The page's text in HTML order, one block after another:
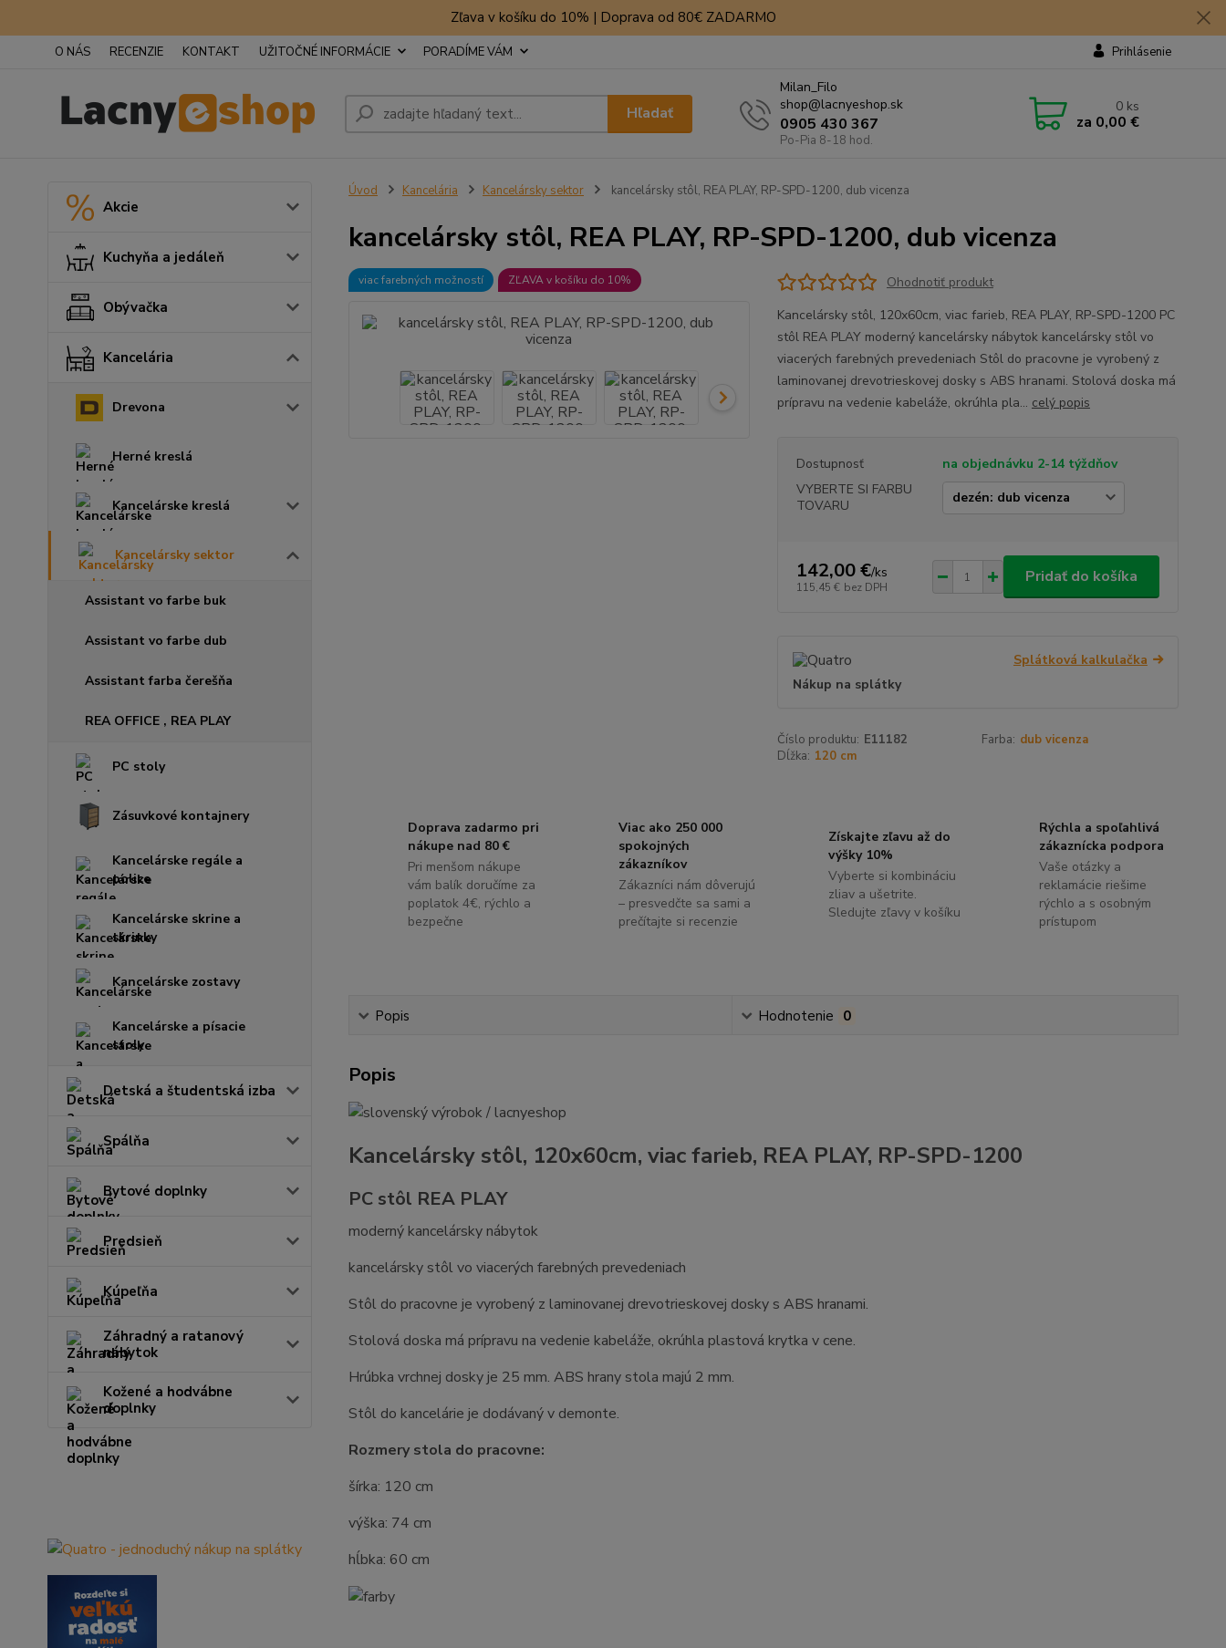
Zľava v košíku do 10% | Doprava od 80€ ZADARMO
O NÁS RECENZIE KONTAKT UŽITOČNÉ INFORMÁCIE PORADÍME VÁM Prihlásenie
Hľadať
Milan_Filo
shop@lacnyeshop.sk
0905 430 367
Po-Pia 8-18 hod.
0 ks
za 0,00 €
Akcie
Kuchyňa a jedáleň
Obývačka
Kancelária
Drevona
Herné kreslá
Kancelárske kreslá
Kancelársky sektor
Assistant vo farbe buk
Assistant vo farbe dub
Assistant farba čerešňa
REA OFFICE , REA PLAY
PC stoly
Zásuvkové kontajnery
Kancelárske regále a
police
Kancelárske skrine a
skrinky
Kancelárske zostavy
Kancelárske a písacie
stoly
Detská a študentská izba
Spálňa
Bytové doplnky
Predsieň
Kúpeľňa
Záhradný a ratanový
nábytok
Kožené a hodvábne
doplnky
Úvod Kancelária Kancelársky sektor kancelársky stôl, REA PLAY, RP-SPD-1200, dub vicenza
kancelársky stôl, REA PLAY, RP-SPD-1200, dub vicenza
viac farebných možností ZĽAVA v košíku do 10%
Ohodnotiť produkt
Kancelársky stôl, 120x60cm, viac farieb, REA PLAY, RP-SPD-1200 PC
stôl REA PLAY moderný kancelársky nábytok kancelársky stôl vo
viacerých farebných prevedeniach Stôl do pracovne je vyrobený z
laminovanej drevotrieskovej dosky s ABS hranami. Stolová doska má
prípravu na vedenie kabeláže, okrúhla pla... celý popis
Dostupnosť
na objednávku 2-14 týždňov
VYBERTE SI FARBU
TOVARU
142,00 €/ks
115,45 € bez DPH
Pridať do košíka
Splátková kalkulačka
Nákup na splátky
Číslo produktu: E11182 Farba: dub vicenza
Dĺžka: 120 cm
Doprava zadarmo pri
nákupe nad 80 €
Pri menšom nákupe
vám balík doručíme za
poplatok 4€, rýchlo a
bezpečne
Viac ako 250 000
spokojných
zákazníkov
Zákazníci nám dôverujú
– presvedčte sa sami a
prečítajte si recenzie
Získajte zľavu až do
výšky 10%
Vyberte si kombináciu
zliav a ušetrite.
Sledujte zľavy v košíku
Rýchla a spoľahlivá
zákaznícka podpora
Vaše otázky a
reklamácie riešime
rýchlo a s osobným
prístupom
Popis Hodnotenie 0
Popis
Kancelársky stôl, 120x60cm, viac farieb, REA PLAY, RP-SPD-1200
PC stôl REA PLAY
moderný kancelársky nábytok
kancelársky stôl vo viacerých farebných prevedeniach
Stôl do pracovne je vyrobený z laminovanej drevotrieskovej dosky s ABS hranami.
Stolová doska má prípravu na vedenie kabeláže, okrúhla plastová krytka v cene.
Hrúbka vrchnej dosky je 25 mm. ABS hrany stola majú 2 mm.
Stôl do kancelárie je dodávaný v demonte.
Rozmery stola do pracovne:
šírka: 120 cm
výška: 74 cm
hĺbka: 60 cm